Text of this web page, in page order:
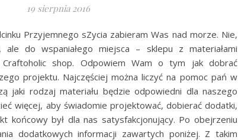
19 sierpnia 2016
Przyjemnego sZycia zabieram Was nad morze. Nie,
do wspaniałego miejsca – sklepu z materiałami
shop. Odpowiem Wam o tym jak dobrać
projektu. Najczęściej można liczyć na pomoc pań w
jaki rodzaj materiału będzie odpowiedni dla naszego
więcej, aby świadomie projektować, dobierać dodatki,
końcowy był dla nas satysfakcjonujący. Po obejrzeniu
dodatkowych informacji zawartych poniżej. Z takim